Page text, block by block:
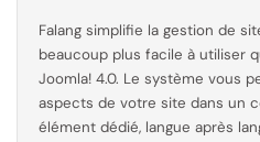
Falang simplifie la gestion de
beaucoup plus facile à utiliser
Joomla! 4.0. Le système vous
aspects de votre site dans un
élément dédié, langue après